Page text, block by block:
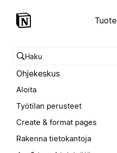
Tuote
Hae ohjekeskuksesta
Ohjekeskus
Aloita
Työtilan perusteet
Create & format pages
Rakenna tietokantoja